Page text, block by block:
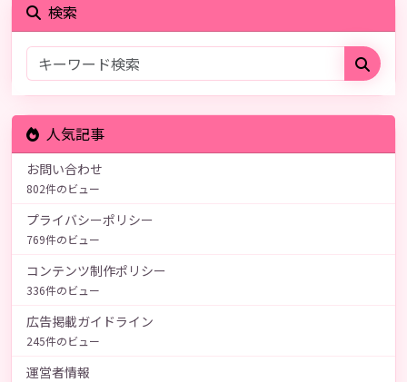
検索
人気記事
お問い合わせ
802件のビュー
プライバシーポリシー
769件のビュー
コンテンツ制作ポリシー
336件のビュー
広告掲載ガイドライン
245件のビュー
運営者情報